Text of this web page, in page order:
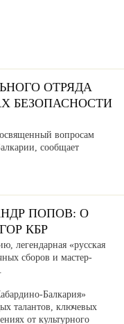
ОТРЯДА
БЕЗОПАСНОСТИ
вопросам
сообщает
ПОПОВ: О
КБР
легендарная «русская
сборов и мастер-
Балкария»
талантов, ключевых
от культурного